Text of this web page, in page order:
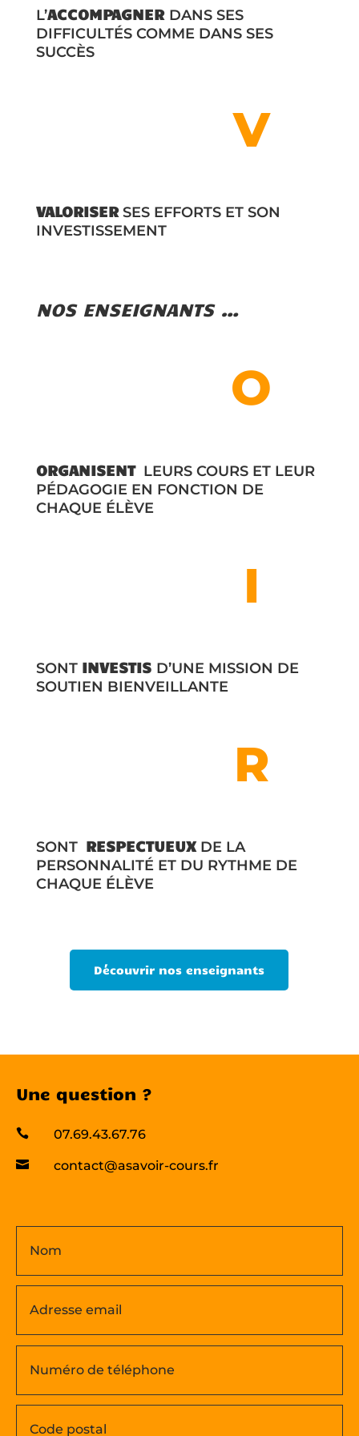
L’ACCOMPAGNER DANS SES
DIFFICULTÉS COMME DANS SES
SUCCÈS
V
VALORISER SES EFFORTS ET SON
INVESTISSEMENT
NOS ENSEIGNANTS …
O
ORGANISENT LEURS COURS ET LEUR
PÉDAGOGIE EN FONCTION DE
CHAQUE ÉLÈVE
I
SONT INVESTIS D’UNE MISSION DE
SOUTIEN BIENVEILLANTE
R
SONT RESPECTUEUX DE LA
PERSONNALITÉ ET DU RYTHME DE
CHAQUE ÉLÈVE
Découvrir nos enseignants
Une question ?
 07.69.43.67.76
 contact@asavoir-cours.fr